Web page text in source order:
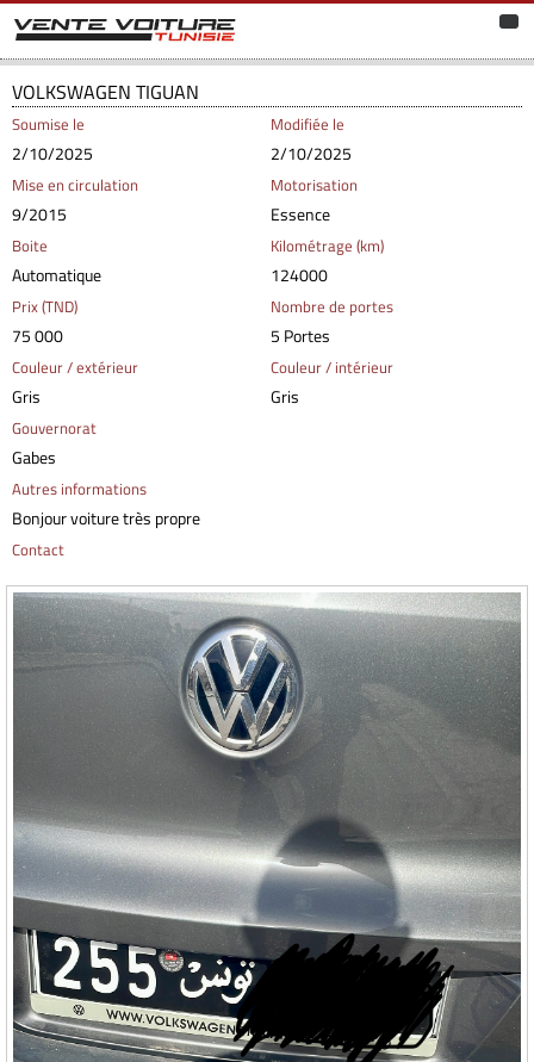
VOLKSWAGEN TIGUAN
Soumise le
2/10/2025
Modifiée le
2/10/2025
Mise en circulation
9/2015
Motorisation
Essence
Boite
Automatique
Kilométrage (km)
124000
Prix (TND)
75 000
Nombre de portes
5 Portes
Couleur / extérieur
Gris
Couleur / intérieur
Gris
Gouvernorat
Gabes
Autres informations
Bonjour voiture très propre
Contact